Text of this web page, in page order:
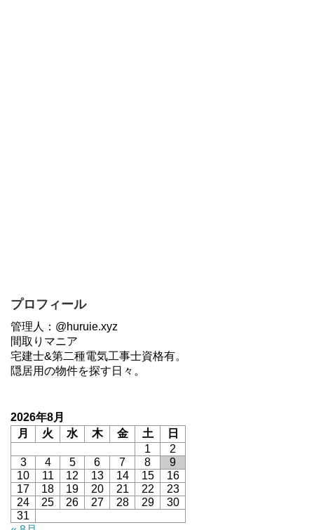
プロフィール
管理人：@huruie.xyz
間取りマニア
宅建士&第二種電気工事士資格有。
隠居用の物件を探す日々。
2026年8月
月
火 水 木 金 土
日
1
2
3
4 5 6 7 8
9
10
11 12 13 14 15
16
17
18 19 20 21 22
23
24
25 26 27 28 29
30
31